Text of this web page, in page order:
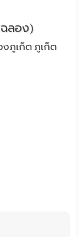
ลอง)
งภูเก็ต ภูเก็ต